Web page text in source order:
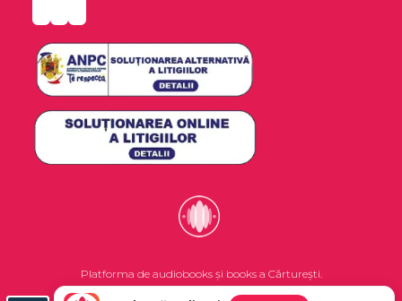
Platforma de audiobooks și books a Cărturești.